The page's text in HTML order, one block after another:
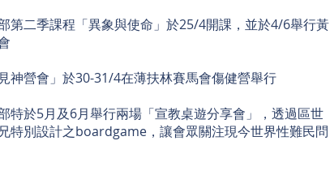
第二季課程「異象與使命」於25/4開課，並於4/6舉行黃
見神營會」於30-31/4在薄扶林賽馬會傷健營舉行
特於5月及6月舉行兩場「宣教桌遊分享會」，透過區世
特別設計之boardgame，讓會眾關注現今世界性難民問